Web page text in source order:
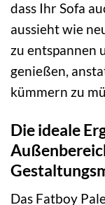
dass Ihr Sofa
aussieht wie
zu entspannen
genießen,
kümmern zu
Die ideale
Das Fatboy